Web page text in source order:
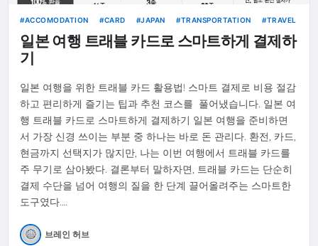
ACCOMODATION CARD JAPAN TRANSPORTATION TRAVEL
일본 여행 트래블 카드로 스마트하게 결제하
기
일본 여행을 위한 트래블 카드 활용법! 스마트 결제로 비용 절감
하고 편리하게 즐기는 팁과 추천 코스를 풀어냈습니다. 일본 여
행 트래블 카드로 스마트하게 결제하기 일본 여행을 준비하면
서 가장 신경 쓰이는 부분 중 하나는 바로 돈 관리다. 환전, 카드,
현금까지 선택지가 많지만, 나는 이번 여행에서 트래블 카드를
주 무기로 삼아봤다. 결론부터 말하자면, 트래블 카드는 단순히
결제 수단을 넘어 여행의 질을 한 단계 끌어올려주는 스마트한
도구였다.…
브레인 허브